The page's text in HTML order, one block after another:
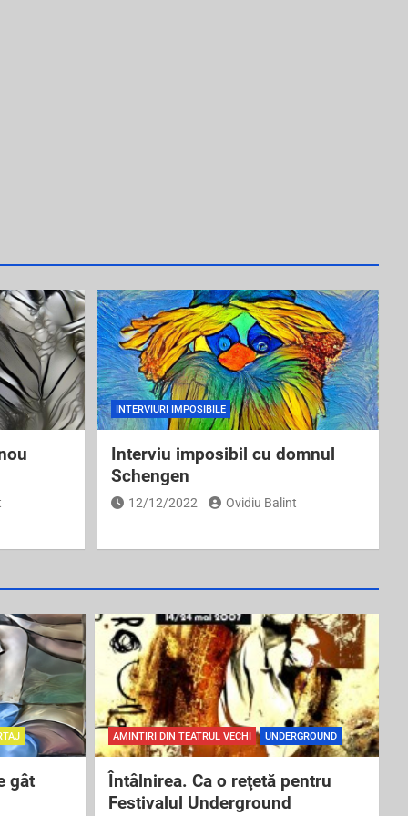
INTERVIURI IMPOSIBILE
Interviu imposibil cu domnul
Schengen
12/12/2022 Ovidiu Balint
gât
AMINTIRI DIN TEATRUL VECHI UNDERGROUND
Întâlnirea. Ca o reţetă pentru
Festivalul Underground